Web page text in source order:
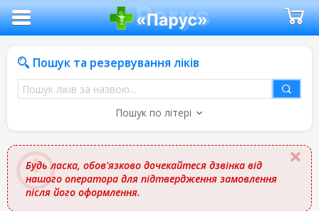
Пошук та резервування ліків
Пошук
ліків
назвою
Пошук по літері
Будь ласка, обов'язково дочекайтеся дзвінка від
нашого оператора для підтвердження замовлення
після його оформлення.